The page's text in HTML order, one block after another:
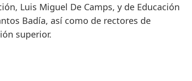
Luis Miguel De Camps, y de Educación
Badía, así como de rectores de
superior.